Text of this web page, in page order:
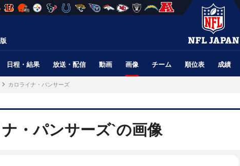
日程・結果 放送・配信 動画 画像 チーム 順位表 成績
カロライナ・パンサーズ
・パンサーズ`の画像